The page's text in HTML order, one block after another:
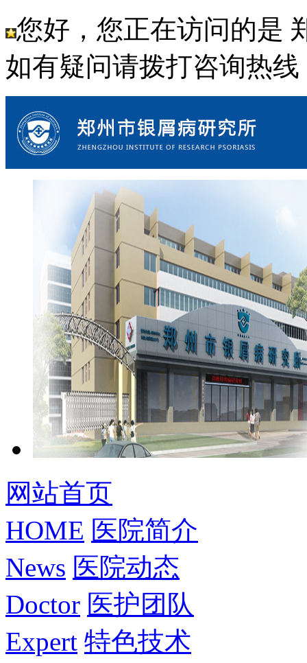
您好，您正在访问的是
如有疑问请拨打咨询热线
网站首页
HOME 医院简介
News 医院动态
Doctor 医护团队
Expert 特色技术